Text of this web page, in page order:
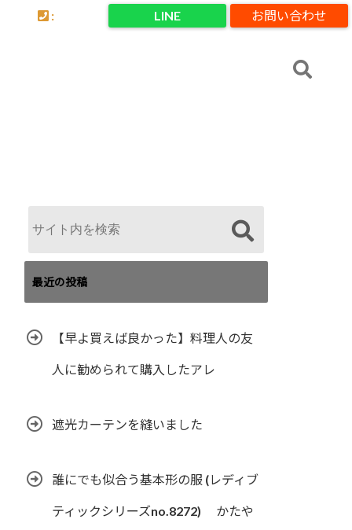
お問い合わせ
LINE
:
最近の投稿
【早よ買えば良かった】料理人の友
人に勧められて購入したアレ
遮光カーテンを縫いました
誰にでも似合う基本形の服 (レディブ
ティックシリーズno.8272) かたや